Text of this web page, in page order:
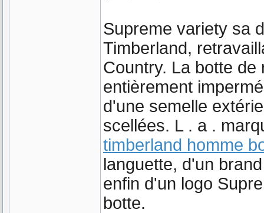
Supreme variety sa
Timberland,
Country. La botte
entièrement
d'une semelle
scellées. L . a .
timberland homme
languette, d'un
enfin d'un logo
botte.